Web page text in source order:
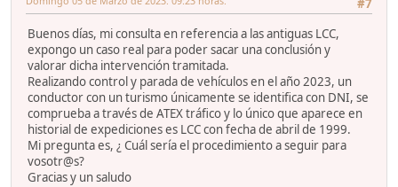
#7
Buenos días, mi consulta en referencia a las antiguas LCC,
expongo un caso real para poder sacar una conclusión y
valorar dicha intervención tramitada.
Realizando control y parada de vehículos en el año 2023, un
conductor con un turismo únicamente se identifica con DNI, se
comprueba a través de ATEX tráfico y lo único que aparece en
historial de expediciones es LCC con fecha de abril de 1999.
Mi pregunta es, ¿ Cuál sería el procedimiento a seguir para
vosotr@s?
Gracias y un saludo